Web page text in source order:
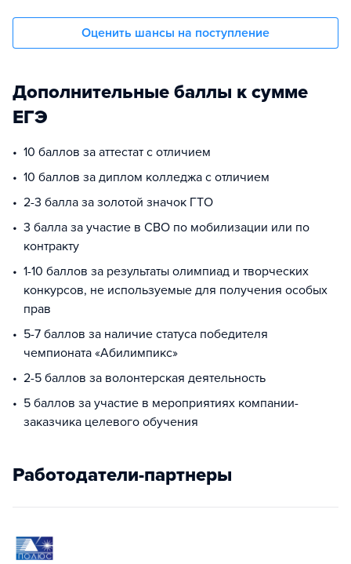
Оценить шансы на поступление
Дополнительные баллы к сумме
ЕГЭ
10 баллов за аттестат с отличием
10 баллов за диплом колледжа с отличием
2-3 балла за золотой значок ГТО
3 балла за участие в СВО по мобилизации или по
контракту
1-10 баллов за результаты олимпиад и творческих
конкурсов, не используемые для получения особых
прав
5-7 баллов за наличие статуса победителя
чемпионата «Абилимпикс»
2-5 баллов за волонтерская деятельность
5 баллов за участие в мероприятиях компании-
заказчика целевого обучения
Работодатели-партнеры